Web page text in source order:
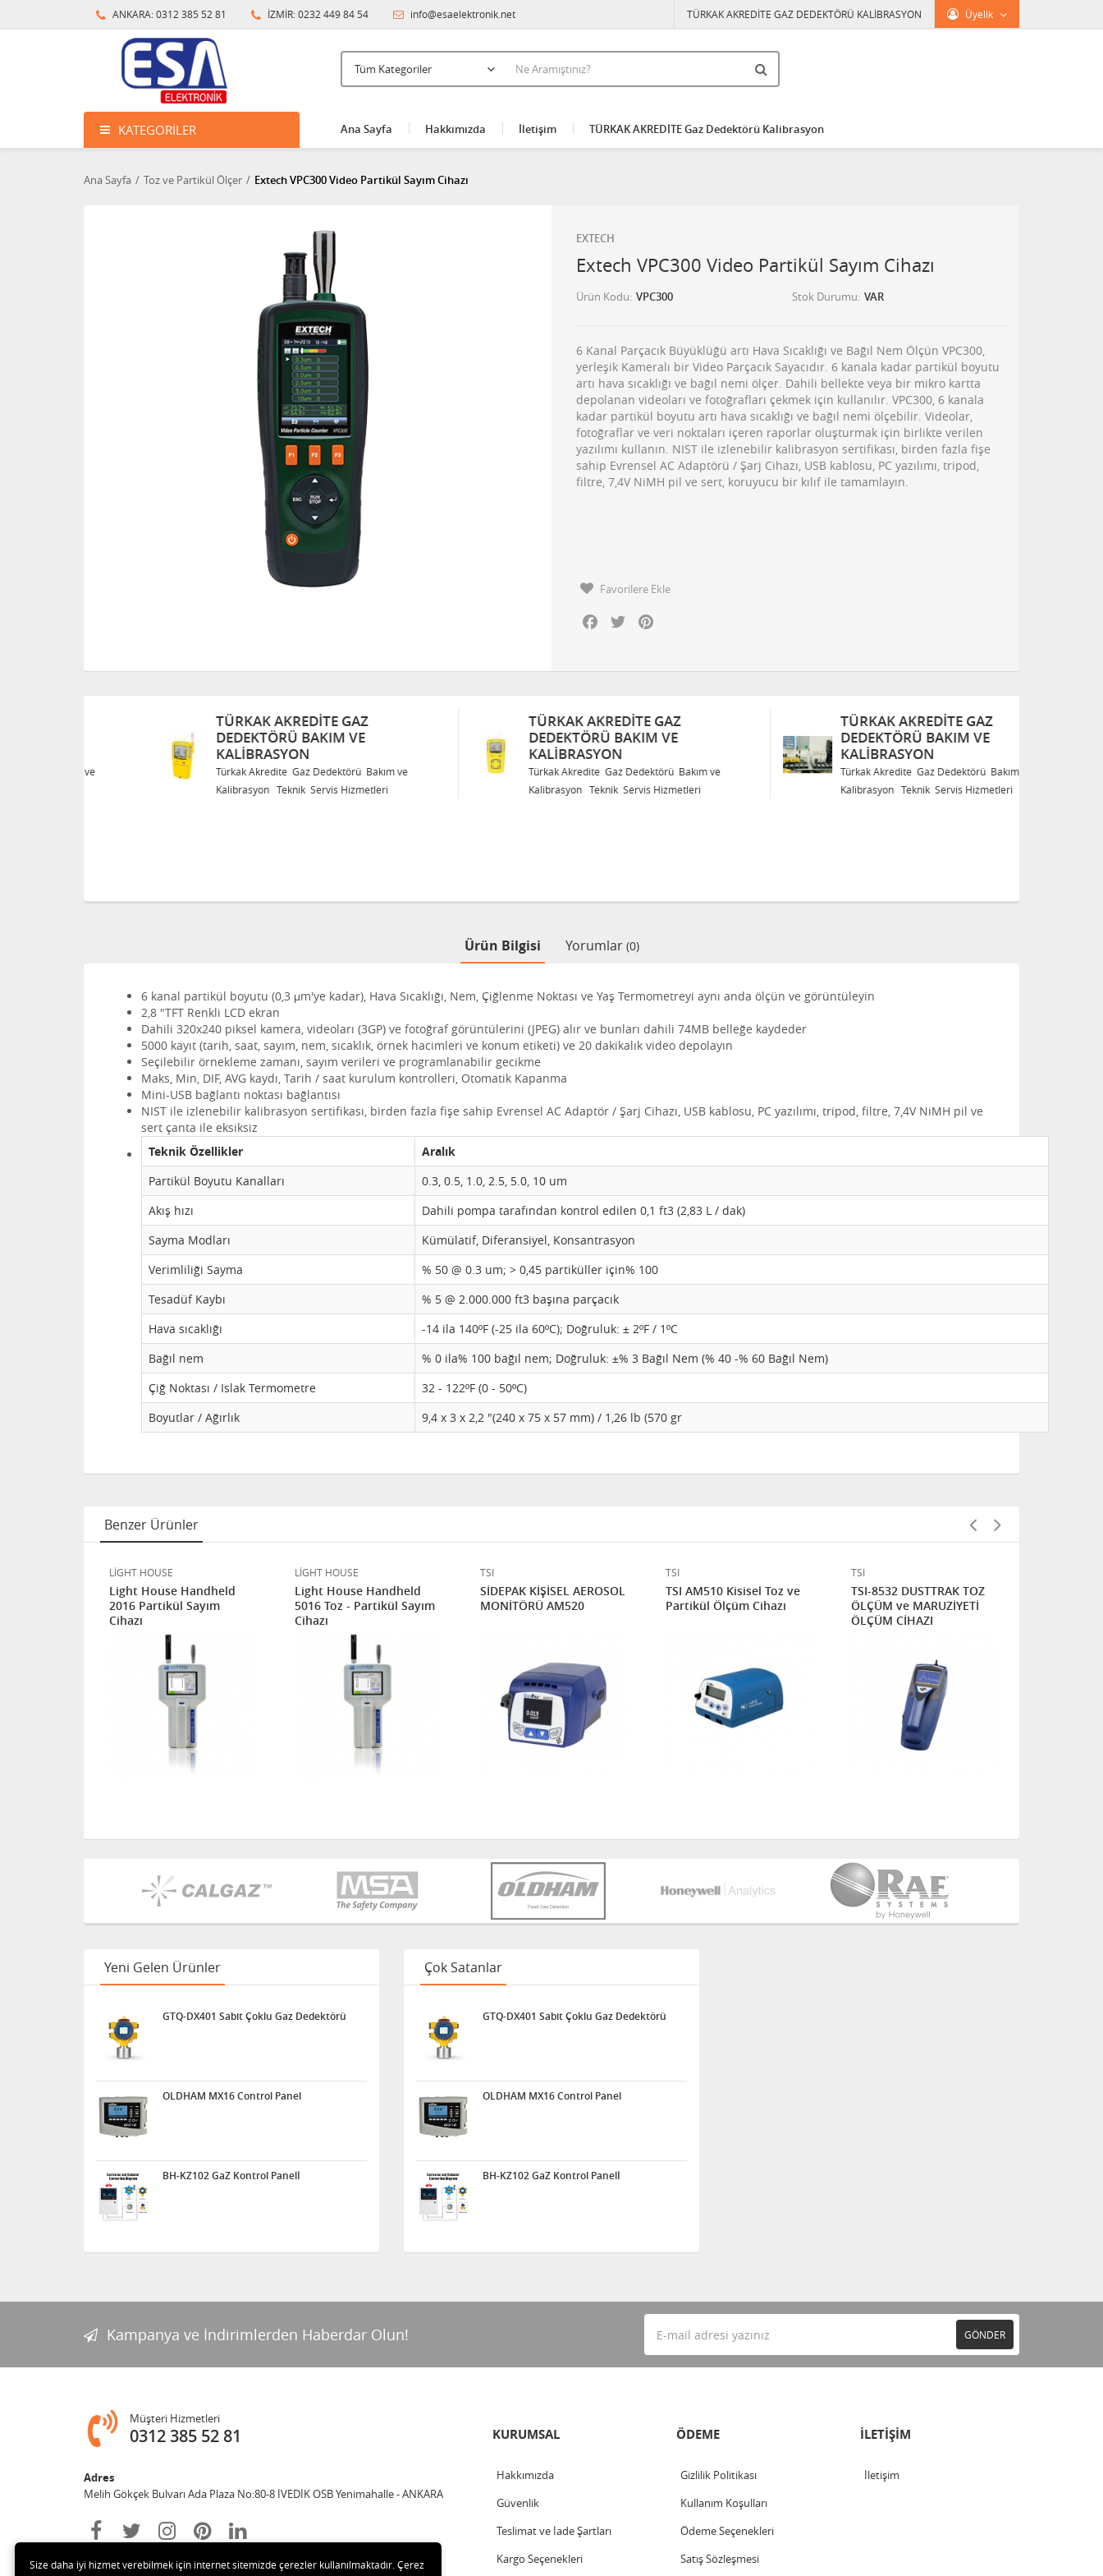
ANKARA: 0312 385 52 81 İZMİR: 0232 449 84 54 info@esaelektronik.net Üyelik
TÜRKAK AKREDİTE GAZ DEDEKTÖRÜ KALİBRASYON
KATEGORILER Ana Sayfa Hakkımızda İletişim TÜRKAK AKREDİTE Gaz Dedektörü Kalibrasyon
Ana Sayfa Toz ve Partikül Ölçer Extech VPC300 Video Partikül Sayım Cihazı
EXTECH
Extech VPC300 Video Partikül Sayım Cihazı
Ürün Kodu VPC300 Stok Durumu VAR
6 Kanal Parçacık Büyüklüğü artı Hava Sıcaklığı ve Bağıl Nem Ölçün VPC300,
yerleşik Kameralı bir Video Parçacık Sayacıdır. 6 kanala kadar partikül boyutu
artı hava sıcaklığı ve bağıl nemi ölçer. Dahili bellekte veya bir mikro kartta
depolanan videoları ve fotoğrafları çekmek için kullanılır. VPC300, 6 kanala
kadar partikül boyutu artı hava sıcaklığı ve bağıl nemi ölçebilir. Videolar,
fotoğraflar ve veri noktaları içeren raporlar oluşturmak için birlikte verilen
yazılımı kullanın. NIST ile izlenebilir kalibrasyon sertifikası, birden fazla fişe
sahip Evrensel AC Adaptörü / Şarj Cihazı, USB kablosu, PC yazılımı, tripod,
filtre, 7,4V NiMH pil ve sert, koruyucu bir kılıf ile tamamlayın.
Favorilere Ekle
Facebook
Twitter
TÜRKAK AKREDITE GAZ
DEDEKTÖRÜ BAKIM VE
KALIBRASYON
Türkak Akredite Gaz Dedektörü Bakım ve
Kalibrasyon Teknik Servis Hizmetleri
TÜRKAK AKREDITE GAZ
DEDEKTÖRÜ BAKIM VE
KALIBRASYON
Türkak Akredite Gaz Dedektörü Bakım ve
Kalibrasyon Teknik Servis Hizmetleri
TÜRKAK AKREDITE GAZ
DEDEKTÖRÜ BAKIM VE
KALIBRASYON
Türkak Akredite Gaz Dedektörü Bakım ve
Kalibrasyon Teknik Servis Hizmetleri
Ürün Bilgisi Yorumlar (0)
6 kanal partikül boyutu (0,3 μm'ye kadar), Hava Sıcaklığı, Nem, Çiğlenme Noktası ve Yaş Termometreyi aynı anda ölçün ve görüntüleyin
2,8 "TFT Renkli LCD ekran
Dahili 320x240 piksel kamera, videoları (3GP) ve fotoğraf görüntülerini (JPEG) alır ve bunları dahili 74MB belleğe kaydeder
5000 kayıt (tarih, saat, sayım, nem, sıcaklık, örnek hacimleri ve konum etiketi) ve 20 dakikalık video depolayın
Seçilebilir örnekleme zamanı, sayım verileri ve programlanabilir gecikme
Maks, Min, DIF, AVG kaydı, Tarih / saat kurulum kontrolleri, Otomatik Kapanma
Mini-USB bağlantı noktası bağlantısı
NIST ile izlenebilir kalibrasyon sertifikası, birden fazla fişe sahip Evrensel AC Adaptör / Şarj Cihazı, USB kablosu, PC yazılımı, tripod, filtre, 7,4V NiMH pil ve
sert çanta ile eksiksiz
Teknik Özellikler
Aralık
Partikül Boyutu Kanalları
0.3, 0.5, 1.0, 2.5, 5.0, 10 um
Akış hızı
Dahili pompa tarafından kontrol edilen 0,1 ft3 (2,83 L / dak)
Sayma Modları
Kümülatif, Diferansiyel, Konsantrasyon
Verimliliği Sayma
% 50 @ 0.3 um; > 0,45 partiküller için% 100
Tesadüf Kaybı
% 5 @ 2.000.000 ft3 başına parçacık
Hava sıcaklığı
-14 ila 140ºF (-25 ila 60ºC); Doğruluk: ± 2ºF / 1ºC
Bağıl nem
% 0 ila% 100 bağıl nem; Doğruluk: ±% 3 Bağıl Nem (% 40 -% 60 Bağıl Nem)
Çiğ Noktası / Islak Termometre
32 - 122ºF (0 - 50ºC)
Boyutlar / Ağırlık
9,4 x 3 x 2,2 "(240 x 75 x 57 mm) / 1,26 lb (570 gr
Benzer Ürünler
LİGHT HOUSE
Light House Handheld
2016 Partikül Sayım
Cihazı
LİGHT HOUSE
Light House Handheld
5016 Toz - Partikül Sayım
Cihazı
TSI
SİDEPAK KİŞİSEL AEROSOL
MONİTÖRÜ AM520
TSI
TSI AM510 Kisisel Toz ve
Partikül Ölçüm Cihazı
TSI
TSI-8532 DUSTTRAK TOZ
ÖLÇÜM ve MARUZİYETİ
ÖLÇÜM CİHAZI
Yeni Gelen Ürünler
GTQ-DX401 Sabit Çoklu Gaz Dedektörü
OLDHAM MX16 Control Panel
BH-KZ102 GaZ Kontrol Panelİ
Çok Satanlar
GTQ-DX401 Sabit Çoklu Gaz Dedektörü
OLDHAM MX16 Control Panel
BH-KZ102 GaZ Kontrol Panelİ
Kampanya ve İndirimlerden Haberdar Olun! GÖNDER
Müşteri Hizmetleri
0312 385 52 81
Adres
Melih Gökçek Bulvarı Ada Plaza No:80-8 İVEDİK OSB Yenimahalle - ANKARA
KURUMSAL
Hakkımızda
Güvenlik
Teslimat ve İade Şartları
Kargo Seçenekleri
ÖDEME
Gizlilik Politikası
Kullanım Koşulları
Ödeme Seçenekleri
Satış Sözleşmesi
İLETİŞİM
İletişim
Size daha iyi hizmet verebilmek için internet sitemizde çerezler kullanılmaktadır. Çerez